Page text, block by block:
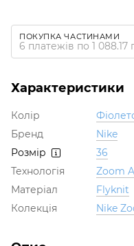
ПОКУПКА ЧАСТИНАМИ
6 платежів по 1 088.17
Характеристики
Колір
Бренд
Nike
Розмір
36
Технологія
Zoom
Матеріал
Flyknit
Колекція
Nike